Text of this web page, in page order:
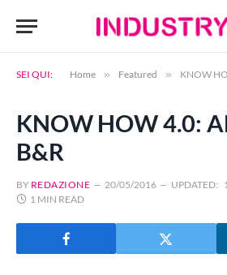
SEI QUI: Home » Featured » KNOW
KNOW HOW 4.0:
B&R
BY REDAZIONE 20/05/2016 UPDATED:
1 MIN READ